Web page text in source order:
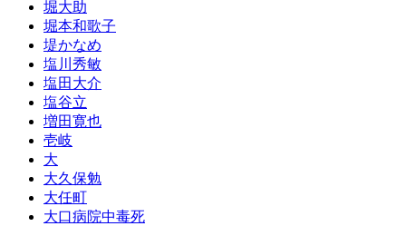
堀大助
堀本和歌子
堤かなめ
塩川秀敏
塩田大介
塩谷立
増田寛也
壱岐
大
大久保勉
大任町
大口病院中毒死